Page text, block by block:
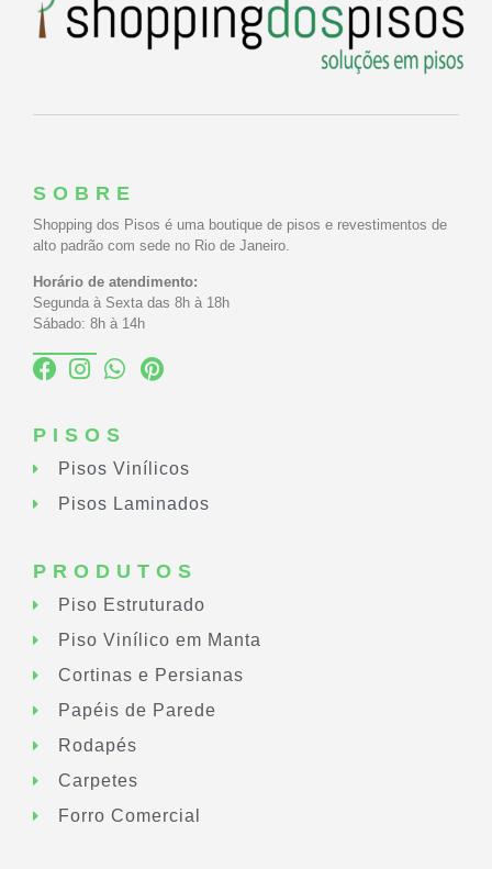
SOBRE
Shopping dos Pisos é uma boutique de pisos e revestimentos de
alto padrão com sede no Rio de Janeiro.
Horário de atendimento:
Segunda à Sexta das 8h à 18h
Sábado: 8h à 14h
PISOS
Pisos Vinílicos
Pisos Laminados
PRODUTOS
Piso Estruturado
Piso Vinílico em Manta
Cortinas e Persianas
Papéis de Parede
Rodapés
Carpetes
Forro Comercial